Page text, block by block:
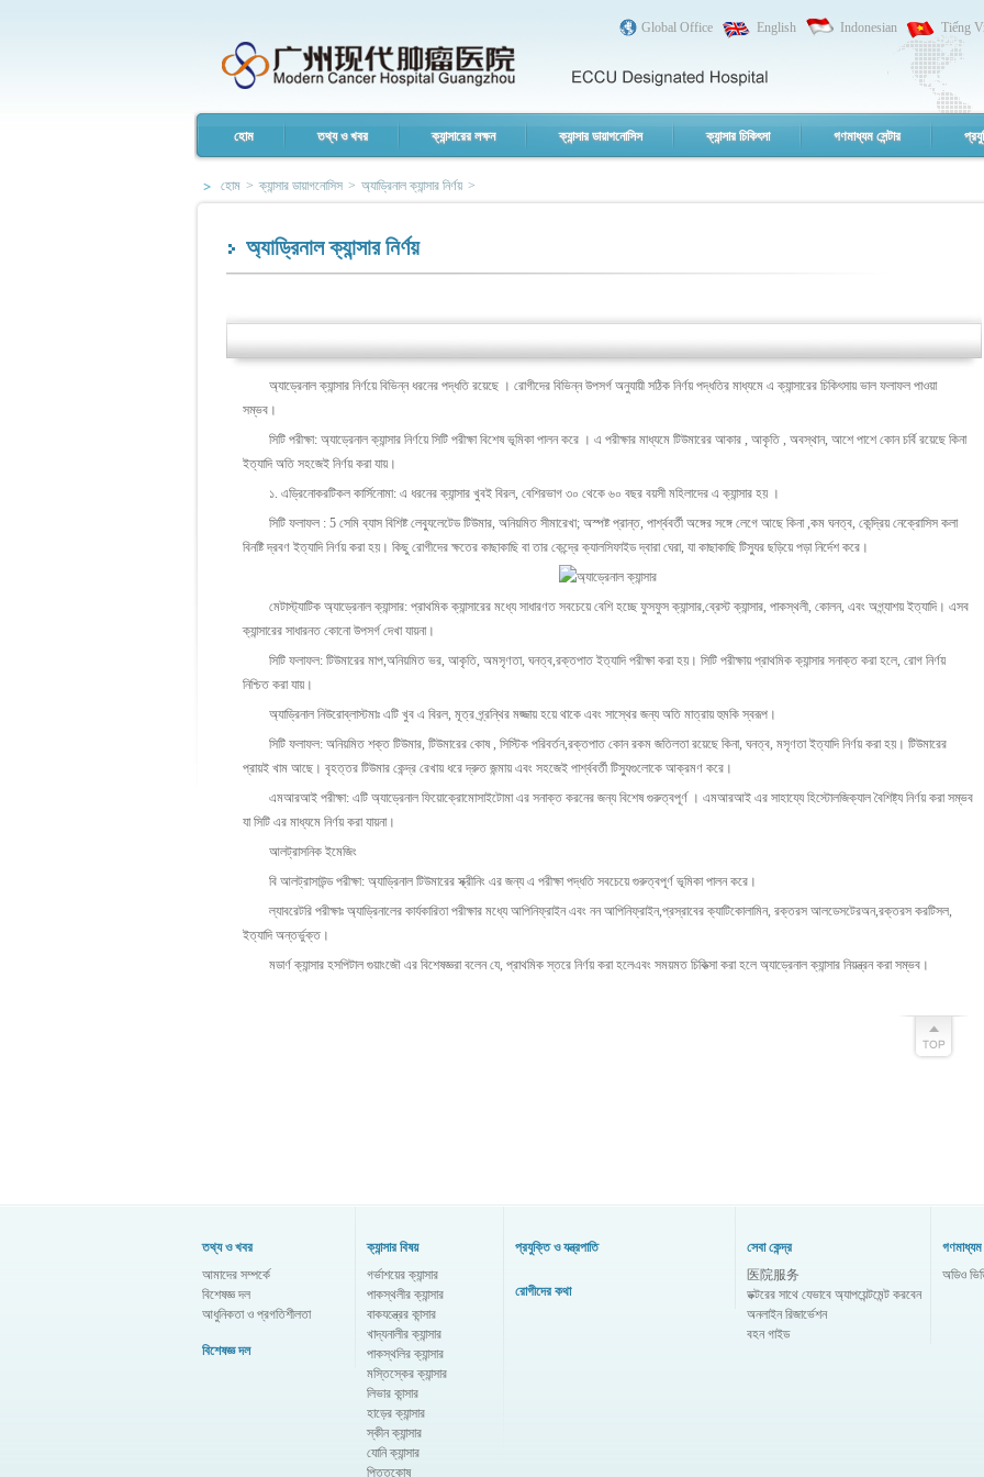
Global Office English Indonesian Tiếng
হোম তথ্য ও খবর ক্যান্সারের লক্ষন ক্যান্সার ডায়াগনোসিস ক্যান্সার চিকিৎসা গণমাধ্যম সেন্টার
হোম > ক্যান্সার ডায়াগনোসিস > অ্যাড্রিনাল ক্যান্সার নির্ণয় >
অ্যাড্রিনাল ক্যান্সার নির্ণয়
অ্যাড্রেনাল ক্যান্সার নির্ণয়ে বিভিন্ন ধরনের পদ্ধতি রয়েছে । রোগীদের বিভিন্ন উপসর্গ অনুযায়ী সঠিক নির্ণয় পদ্ধতির মাধ্যমে এ ক্যান্সারের চিকিৎসায় ভাল ফলাফল পাওয়া
সম্ভব।
সিটি পরীক্ষা: অ্যাড্রেনাল ক্যান্সার নির্ণয়ে সিটি পরীক্ষা বিশেষ ভূমিকা পালন করে । এ পরীক্ষার মাধ্যমে টিউমারের আকার , আকৃতি , অবস্থান, আশে পাশে কোন চর্বি রয়েছে কিনা
ইত্যাদি অতি সহজেই নির্ণয় করা যায়।
১. এড্রিনোকরটিকল কার্সিনোমা: এ ধরনের ক্যান্সার খুবই বিরল, বেশিরভাগ ৩০ থেকে ৬০ বছর বয়সী মহিলাদের এ ক্যান্সার হয় ।
সিটি ফলাফল : 5 সেমি ব্যাস বিশিষ্ট লেব্যুলেটেড টিউমার, অনিয়মিত সীমারেখা; অস্পষ্ট প্রান্ত, পার্শ্ববর্তী অঙ্গের সঙ্গে লেগে আছে কিনা ,কম ঘনত্ব, কেন্দ্রিয় নেক্রোসিস কলা
বিনষ্টি দ্রবণ ইত্যাদি নির্ণয় করা হয়। কিছু রোগীদের ক্ষতের কাছাকাছি বা তার কেন্দ্রে ক্যালসিফাইড দ্বারা ঘেরা, যা কাছাকাছি টিস্যুর ছড়িয়ে পড়া নির্দেশ করে।
মেটাস্ট্যাটিক অ্যাড্রেনাল ক্যান্সার: প্রাথমিক ক্যান্সারের মধ্যে সাধারণত সবচেয়ে বেশি হচ্ছে ফুসফুস ক্যান্সার,ব্রেস্ট ক্যান্সার, পাকস্থলী, কোলন, এবং অগ্ন্যাশয় ইত্যাদি। এসব
ক্যান্সারের সাধারনত কোনো উপসর্গ দেখা যায়না।
সিটি ফলাফল: টিউমারের মাপ,অনিয়মিত ভর, আকৃতি, অমসৃণতা, ঘনত্ব,রক্তপাত ইত্যাদি পরীক্ষা করা হয়। সিটি পরীক্ষায় প্রাথমিক ক্যান্সার সনাক্ত করা হলে, রোগ নির্ণয়
নিশ্চিত করা যায়।
অ্যাড্রিনাল নিউরোব্লাস্টমাঃ এটি খুব এ বিরল, মূত্র গ্র্রন্থির মজ্জায় হয়ে থাকে এবং সাস্থের জন্য অতি মাত্রায় হুমকি স্বরূপ।
সিটি ফলাফল: অনিয়মিত শক্ত টিউমার, টিউমারের কোষ , সিস্টিক পরিবর্তন,রক্তপাত কোন রকম জতিলতা রয়েছে কিনা, ঘনত্ব, মসৃণতা ইত্যাদি নির্ণয় করা হয়। টিউমারের
প্রায়ই খাম আছে। বৃহত্তর টিউমার কেন্দ্র রেখায় ধরে দ্রুত জন্মায় এবং সহজেই পার্শ্ববর্তী টিস্যুগুলোকে আক্রমণ করে।
এমআরআই পরীক্ষা: এটি অ্যাড্রেনাল ফিয়োক্রোমোসাইটোমা এর সনাক্ত করনের জন্য বিশেষ গুরুত্বপূর্ণ । এমআরআই এর সাহায্যে হিস্টোলজিক্যাল বৈশিষ্ট্য নির্ণয় করা সম্ভব
যা সিটি এর মাধ্যমে নির্ণয় করা যায়না।
আলট্রাসনিক ইমেজিং
বি আলট্রাসাউন্ড পরীক্ষা: অ্যাড্রিনাল টিউমারের স্ক্রীনিং এর জন্য এ পরীক্ষা পদ্ধতি সবচেয়ে গুরুত্বপূর্ণ ভূমিকা পালন করে।
ল্যাবরেটরি পরীক্ষাঃ অ্যাড্রিনালের কার্যকারিতা পরীক্ষার মধ্যে আপিনিফ্রাইন এবং নন আপিনিফ্রাইন,প্রস্রাবের ক্যাটিকোলামিন, রক্তরস আলডেসটেরঅন,রক্তরস করটিসল,
ইত্যাদি অন্তর্ভুক্ত।
মডার্ণ ক্যান্সার হসপিটাল গুয়াংজৌ এর বিশেষজ্ঞরা বলেন যে, প্রাথমিক স্তরে নির্ণয় করা হলেএবং সময়মত চিকিত্সা করা হলে অ্যাড্রেনাল ক্যান্সার নিয়ন্ত্রন করা সম্ভব।
তথ্য ও খবর
আমাদের সম্পর্কে
বিশেষজ্ঞ দল
আধুনিকতা ও প্রগতিশীলতা
বিশেষজ্ঞ দল
ক্যান্সার বিষয়
গর্ভাশয়ের ক্যান্সার
পাকস্থলীর ক্যান্সার
বাকযন্ত্রের কান্সার
খাদ্যনালীর ক্যান্সার
পাকস্থলির ক্যান্সার
মস্তিস্কের ক্যান্সার
লিভার কান্সার
হাড়ের ক্যান্সার
স্কীন ক্যান্সার
যোনি ক্যান্সার
পিত্তকোষ
প্রযুক্তি ও যন্ত্রপাতি
রোগীদের কথা
সেবা কেন্দ্র
医院服务
ডক্টরের সাথে যেভাবে অ্যাপয়েন্টমেন্ট করবেন
অনলাইন রিজার্ভেশন
বহন গাইড
গণমাধ্যম
অডিও